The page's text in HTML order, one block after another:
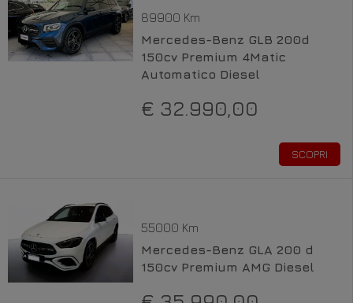
89900 Km
Mercedes-Benz GLB 200d
150cv Premium 4Matic
Automatico Diesel
€ 32.990,00
SCOPRI
55000 Km
Mercedes-Benz GLA 200 d
150cv Premium AMG Diesel